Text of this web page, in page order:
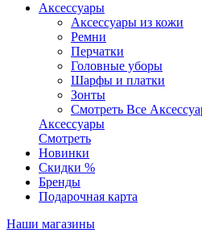
Аксессуары
Аксессуары из кожи
Ремни
Перчатки
Головные уборы
Шарфы и платки
Зонты
Смотреть Все
Аксессуары
Смотреть
Новинки
Скидки %
Бренды
Подарочная карта
Наши магазины